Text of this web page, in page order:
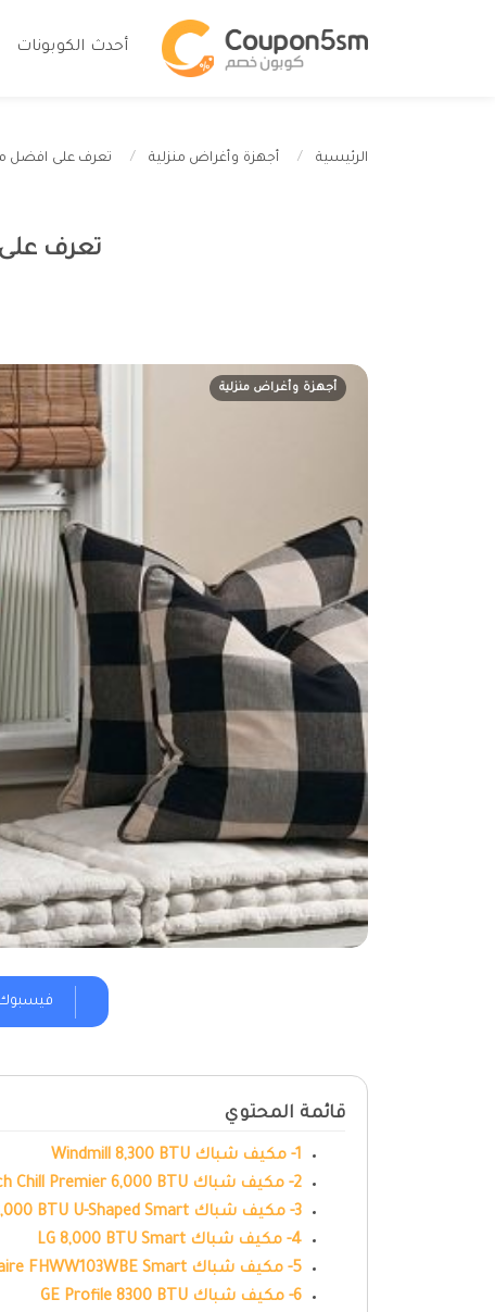
أحدث الكوبونات
الرئيسية أجهزة وأغراض منزلية تعرف على افضل
تعرف
أجهزة وأغراض منزلية
قائمة المحتوي
1- مكيف شباك Windmill 8,300 BTU
2- مكيف شباك Friedrich Chill Premier 6,000 BTU
3- مكيف شباك Midea 8,000 BTU U-Shaped Smart
4- مكيف شباك LG 8,000 BTU Smart
5- مكيف شباك Frigidaire FHWW103WBE Smart
6- مكيف شباك GE Profile 8300 BTU